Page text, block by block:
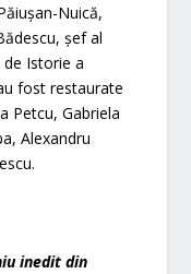
Nuică,
șef al
Istorie a
fost restaurate
Petcu, Gabriela
Alexandru
inedit din